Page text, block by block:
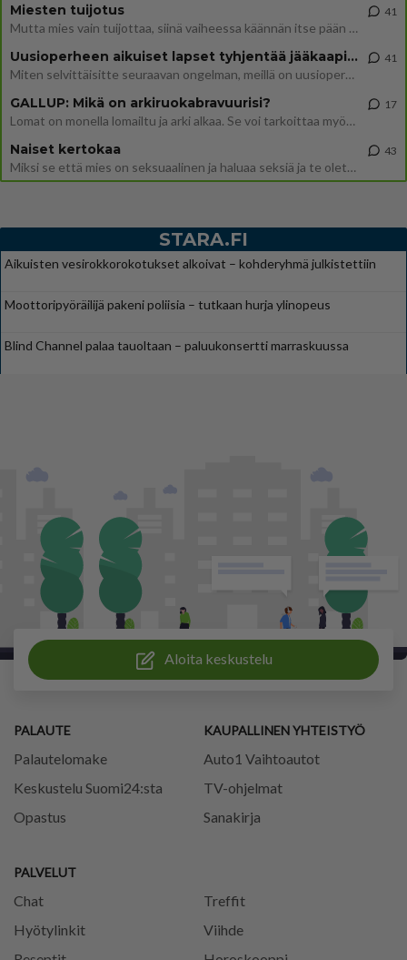
Miesten tuijotus
Mutta mies vain tuijottaa, siinä vaiheessa käännän itse pään pois. Mikä juttu? Yleensä jos joku tuijottaa tai katsoo, hä
41
Uusioperheen aikuiset lapset tyhjentää jääkaapin käydessään
Miten selvittäisitte seuraavan ongelman, meillä on uusioperhe, minulla teini-ikäiset lapset ja puolisolla aikuiset, jotk
41
GALLUP: Mikä on arkiruokabravuurisi?
Lomat on monella lomailtu ja arki alkaa. Se voi tarkoittaa myös sitä, että grillailut on grillattu ja palataan arjen ruo
17
Naiset kertokaa
Miksi se että mies on seksuaalinen ja haluaa seksiä ja te olette hänen mielestänne haluttava on vastenmielistä? Mikä sii
43
STARA.FI
Aikuisten vesirokkorokotukset alkoivat – kohderyhmä julkistettiin
Moottoripyöräilijä pakeni poliisia – tutkaan hurja ylinopeus
Blind Channel palaa tauoltaan – paluukonsertti marraskuussa
Aloita keskustelu
PALAUTE
Palautelomake
Keskustelu Suomi24:sta
Opastus
PALVELUT
Chat
Treffit
Hyötylinkit
Viihde
KAUPALLINEN YHTEISTYÖ
Auto1 Vaihtoautot
TV-ohjelmat
Sanakirja